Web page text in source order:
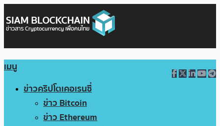
เมนู
ข่าวคริปโตเคอเรนซี่
ข่าว Bitcoin
ข่าว Ethereum